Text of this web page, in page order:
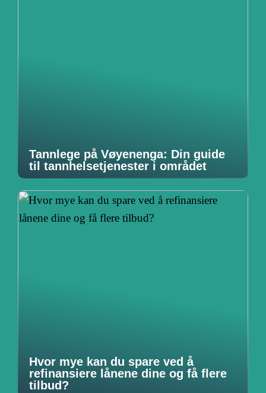
Tannlege på Vøyenenga: Din guide
til tannhelsetjenester i området
Hvor mye kan du spare ved å
refinansiere lånene dine og få flere
tilbud?